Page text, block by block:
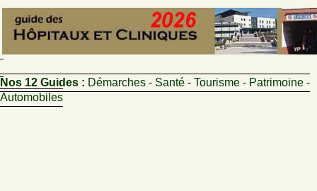
Nos 12 Guides : Démarches - Santé - Tourisme - Patrimoine -
Automobiles